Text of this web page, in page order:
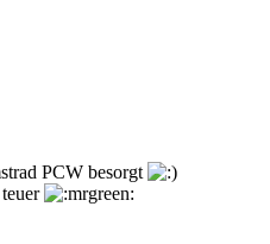
PCW besorgt